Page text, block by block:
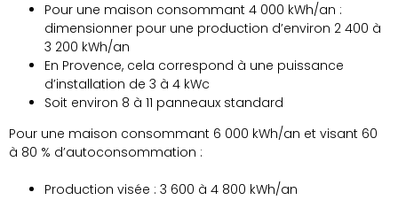
Pour une maison consommant 4 000 kWh/an :
dimensionner pour une production d’environ 2 400 à
3 200 kWh/an
En Provence, cela correspond à une puissance
d’installation de 3 à 4 kWc
Soit environ 8 à 11 panneaux standard
Pour une maison consommant 6 000 kWh/an et visant 60
à 80 % d’autoconsommation :
Production visée : 3 600 à 4 800 kWh/an